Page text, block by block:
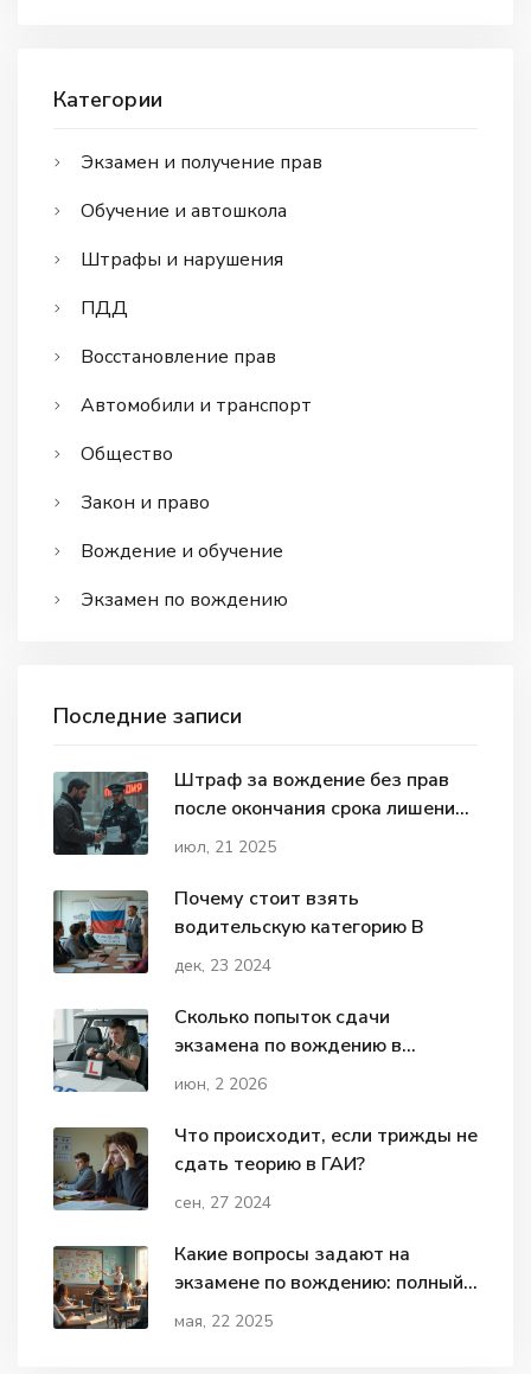
Категории
Экзамен и получение прав
Обучение и автошкола
Штрафы и нарушения
ПДД
Восстановление прав
Автомобили и транспорт
Общество
Закон и право
Вождение и обучение
Экзамен по вождению
Последние записи
Штраф за вождение без прав
после окончания срока лишения
в 2025 году — что ожидает
июл, 21 2025
Почему стоит взять
водительскую категорию В
дек, 23 2024
Сколько попыток сдачи
экзамена по вождению в
ГИБДД: правила пересдачи и
июн, 2 2026
Что происходит, если трижды не
сдать теорию в ГАИ?
сен, 27 2024
Какие вопросы задают на
экзамене по вождению: полный
разбор
мая, 22 2025